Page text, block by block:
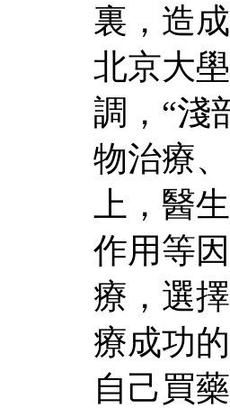
裏，造
北京大
調，“淺
物治療
上，醫
作用等
療，選
療成功
自己買